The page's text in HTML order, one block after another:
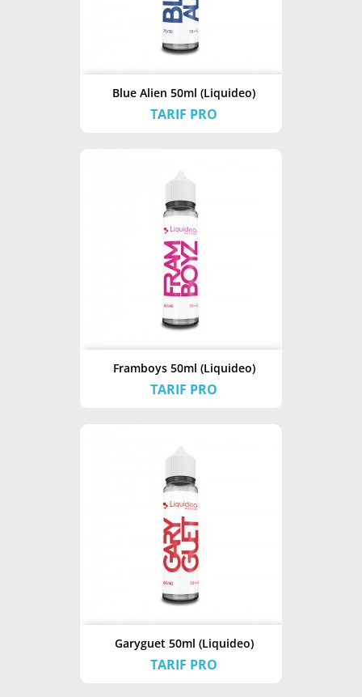
Blue Alien 50ml (Liquideo)
TARIF PRO
Framboys 50ml (Liquideo)
TARIF PRO
Garyguet 50ml (Liquideo)
TARIF PRO